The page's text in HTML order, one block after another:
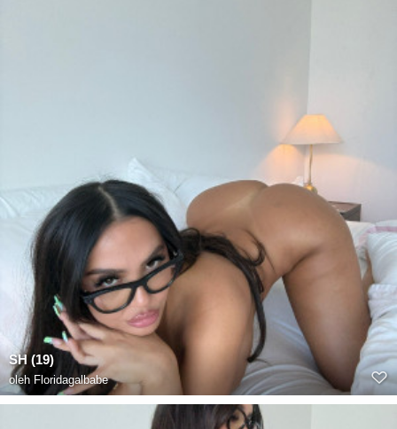
SH (19)
oleh Floridagalbabe